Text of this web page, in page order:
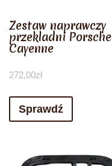
Zestaw naprawczy
przekladni Porsche
Cayenne
272,00zł
Sprawdź